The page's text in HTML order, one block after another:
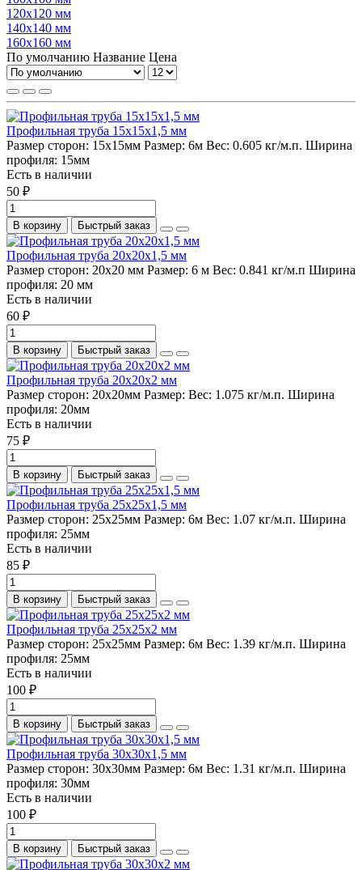
120х120 мм
140х140 мм
160х160 мм
По умолчанию Название Цена
Профильная труба 15х15х1,5 мм
Размер сторон: 15х15мм Размер: 6м Вес: 0.605 кг/м.п. Ширина
профиля: 15мм
Есть в наличии
50 ₽
В корзину Быстрый заказ
Профильная труба 20х20х1,5 мм
Размер сторон: 20х20 мм Размер: 6 м Вес: 0.841 кг/м.п Ширина
профиля: 20 мм
Есть в наличии
60 ₽
В корзину Быстрый заказ
Профильная труба 20х20х2 мм
Размер сторон: 20х20мм Размер: Вес: 1.075 кг/м.п. Ширина
профиля: 20мм
Есть в наличии
75 ₽
В корзину Быстрый заказ
Профильная труба 25х25х1,5 мм
Размер сторон: 25х25мм Размер: 6м Вес: 1.07 кг/м.п. Ширина
профиля: 25мм
Есть в наличии
85 ₽
В корзину Быстрый заказ
Профильная труба 25х25х2 мм
Размер сторон: 25х25мм Размер: 6м Вес: 1.39 кг/м.п. Ширина
профиля: 25мм
Есть в наличии
100 ₽
В корзину Быстрый заказ
Профильная труба 30х30х1,5 мм
Размер сторон: 30х30мм Размер: 6м Вес: 1.31 кг/м.п. Ширина
профиля: 30мм
Есть в наличии
100 ₽
В корзину Быстрый заказ